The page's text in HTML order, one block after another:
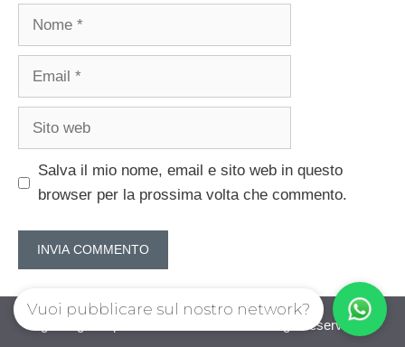
Nome
Email
Sito
Salva il mio nome, email e sito web in questo
browser per la prossima volta che commento.
guadagnorisparmiando.com © 2026. All right reserverd.
Vuoi pubblicare sul nostro network?